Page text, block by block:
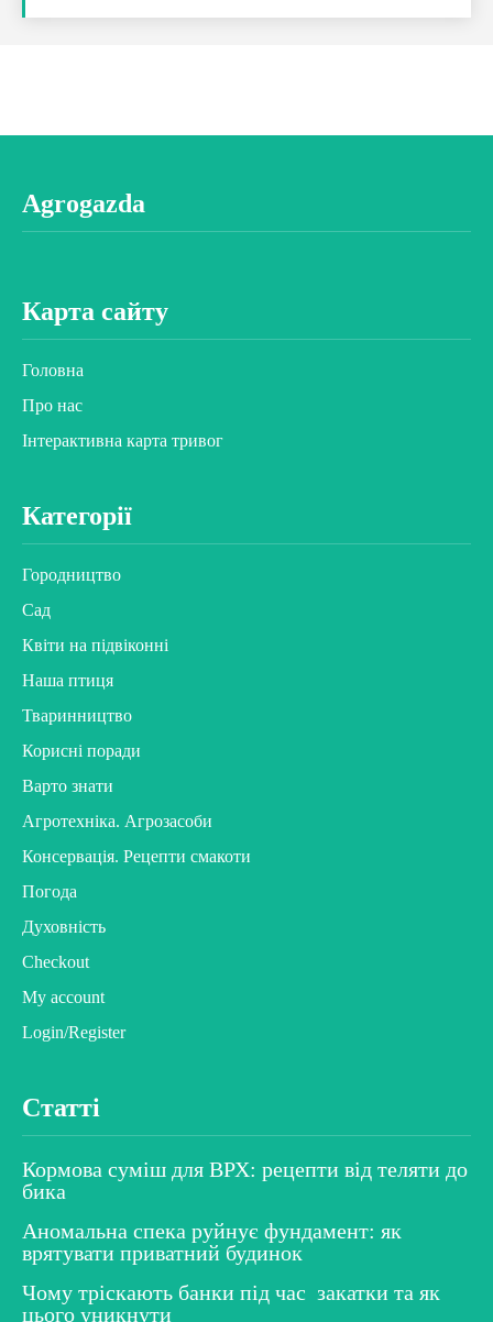
Agrogazda
Карта сайту
Головна
Про нас
Інтерактивна карта тривог
Категорії
Городництво
Сад
Квіти на підвіконні
Наша птиця
Тваринництво
Корисні поради
Варто знати
Агротехніка. Агрозасоби
Консервація. Рецепти смакоти
Погода
Духовність
Checkout
My account
Login/Register
Статті
Кормова суміш для ВРХ: рецепти від теляти до
бика
Аномальна спека руйнує фундамент: як
врятувати приватний будинок
Чому тріскають банки під час закатки та як
цього уникнути